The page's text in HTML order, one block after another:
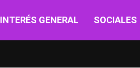
INTERÉS GENERAL SOCIALES